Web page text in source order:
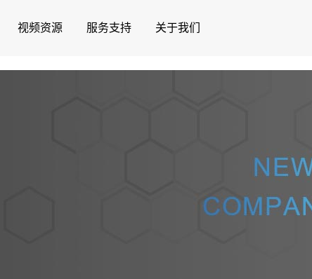
视频资源 服务支持 关于我们